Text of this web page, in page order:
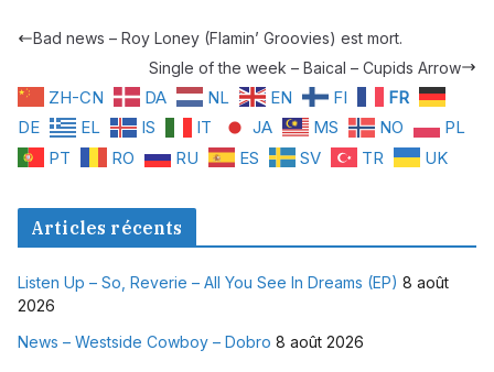
Bad news – Roy Loney (Flamin’ Groovies) est mort.
Single of the week – Baical – Cupids Arrow
ZH-CN DA NL EN FI
FR
DE
EL IS IT JA MS NO
PL
PT
RO RU ES SV TR UK
Articles récents
Listen Up – So, Reverie – All You See In Dreams (EP) 8 août
2026
News – Westside Cowboy – Dobro 8 août 2026